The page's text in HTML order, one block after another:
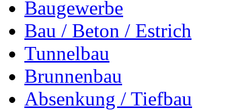
Baugewerbe
Bau / Beton / Estrich
Tunnelbau
Brunnenbau
Absenkung / Tiefbau